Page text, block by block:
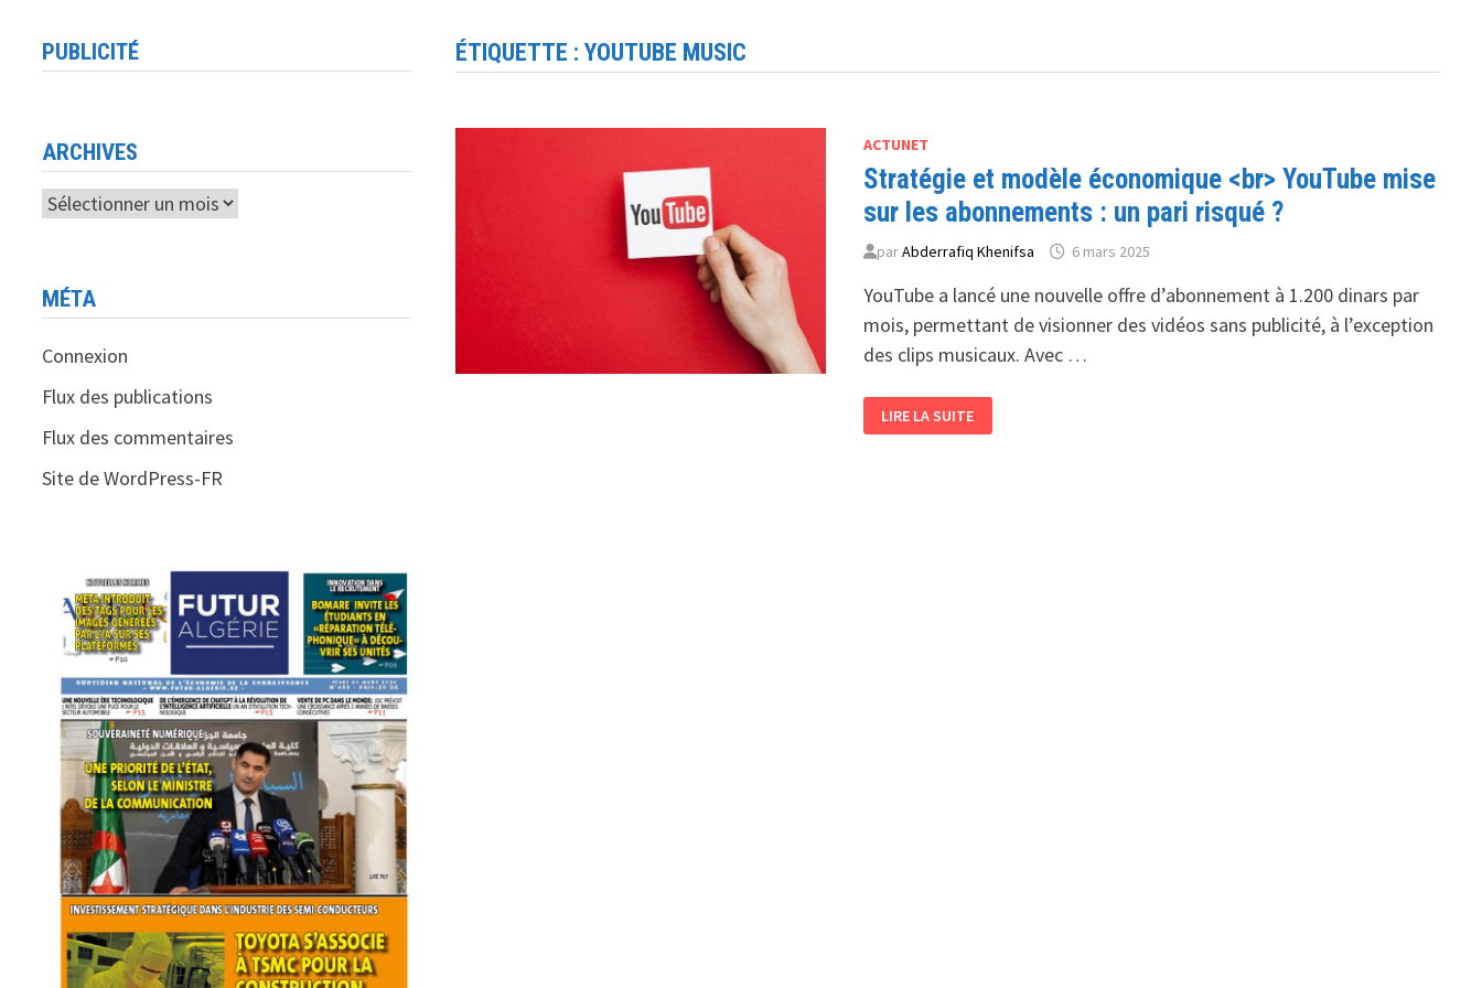
ÉTIQUETTE :YOUTUBE MUSIC
ACTUNET
Stratégie et modèle économique <br> YouTube mise
sur les abonnements : un pari risqué ?
parAbderrafiq Khenifsa 6 mars 2025
YouTube a lancé une nouvelle offre d’abonnement à 1.200 dinars par
mois, permettant de visionner des vidéos sans publicité, à l’exception
des clips musicaux. Avec …
ET
MODÈLE
LIRE LA SUITE
PUBLICITÉ
ARCHIVES
Archives
MÉTA
Connexion
Flux des publications
Flux des commentaires
Site de WordPress-FR